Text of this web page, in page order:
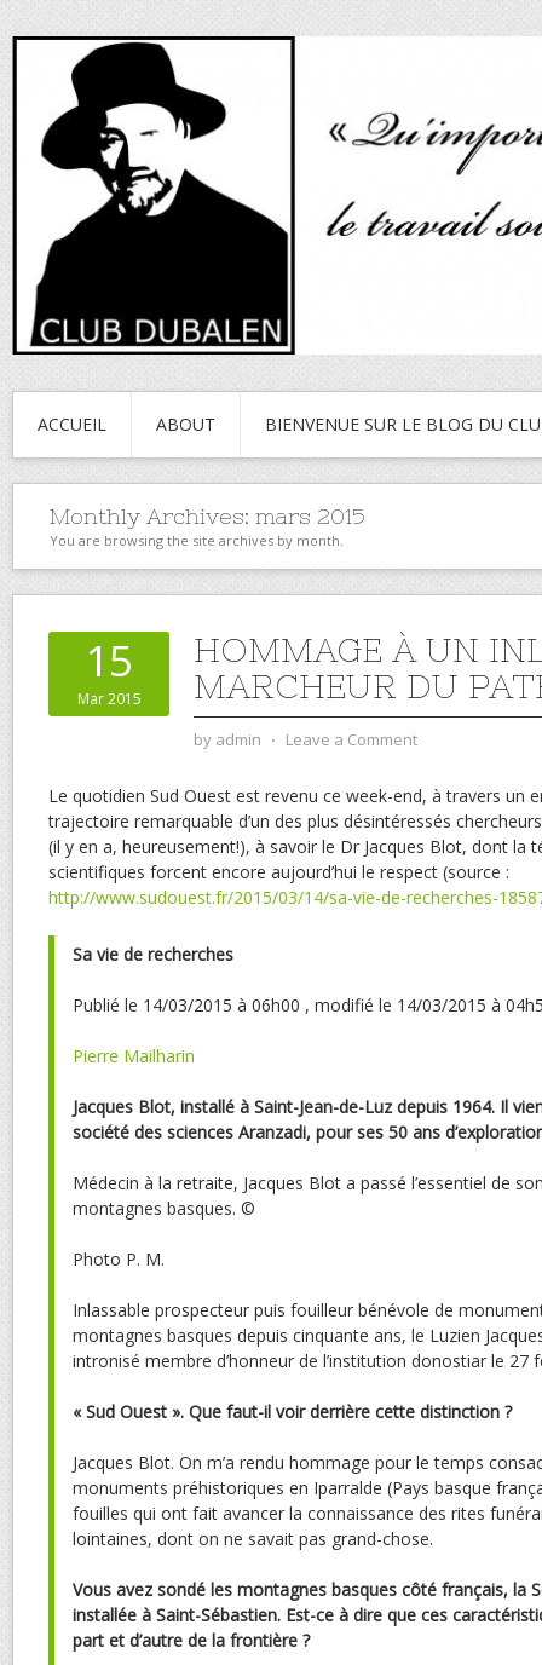
ACCUEIL ABOUT BIENVENUE SUR LE BLOG DU
Monthly Archives: mars 2015
You are browsing the site archives by month.
15
Mar 2015
HOMMAGE À UN
MARCHEUR DU
by admin ⋅ Leave a Comment
Le quotidien Sud Ouest est revenu ce week-end, à travers un
trajectoire remarquable d’un des plus désintéressés
(il y en a, heureusement!), à savoir le Dr Jacques Blot, dont la
scientifiques forcent encore aujourd’hui le respect (source :
http://www.sudouest.fr/2015/03/14/sa-vie-de-recherches-
Sa vie de recherches
Publié le 14/03/2015 à 06h00 , modifié le 14/03/2015 à
Pierre Mailharin
Jacques Blot, installé à Saint-Jean-de-Luz depuis 1964. Il
société des sciences Aranzadi, pour ses 50 ans
Médecin à la retraite, Jacques Blot a passé l’essentiel de
montagnes basques. ©
Photo P. M.
Inlassable prospecteur puis fouilleur bénévole de
montagnes basques depuis cinquante ans, le Luzien
intronisé membre d’honneur de l’institution donostiar le 27
« Sud Ouest ». Que faut-il voir derrière cette distinction ?
Jacques Blot. On m’a rendu hommage pour le temps
monuments préhistoriques en Iparralde (Pays basque
fouilles qui ont fait avancer la connaissance des rites
lointaines, dont on ne savait pas grand-chose.
Vous avez sondé les montagnes basques côté français, la
installée à Saint-Sébastien. Est-ce à dire que ces
part et d’autre de la frontière ?